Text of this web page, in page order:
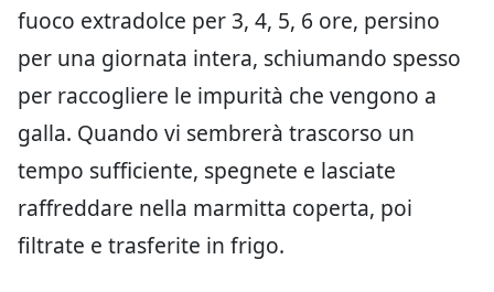
fuoco extradolce per 3, 4, 5, 6 ore, persino
per una giornata intera, schiumando spesso
per raccogliere le impurità che vengono a
galla. Quando vi sembrerà trascorso un
tempo sufficiente, spegnete e lasciate
raffreddare nella marmitta coperta, poi
filtrate e trasferite in frigo.